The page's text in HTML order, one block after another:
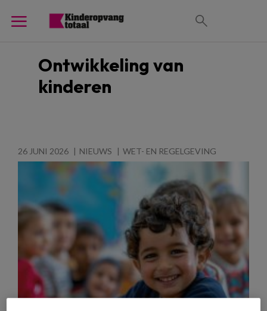
Ontwikkeling van
kinderen
26 JUNI 2026 NIEUWS WET- EN REGELGEVING